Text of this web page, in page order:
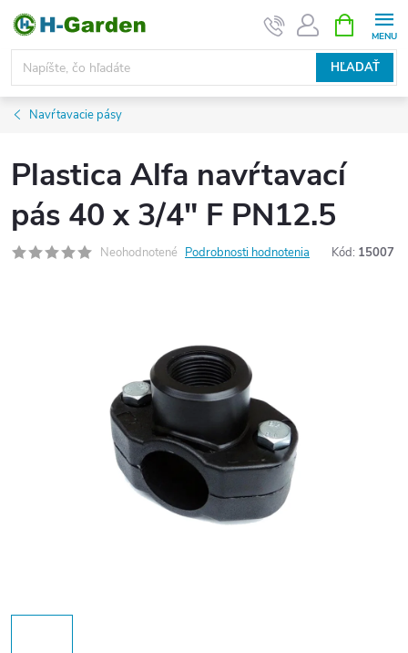
Prejsť
obsah
HĽADAŤ
KOŠÍK
Navŕtavacie pásy
Plastica Alfa navŕtavací
pás 40 x 3/4" F PN12.5
Neohodnotené Podrobnosti hodnotenia Kód: 15007